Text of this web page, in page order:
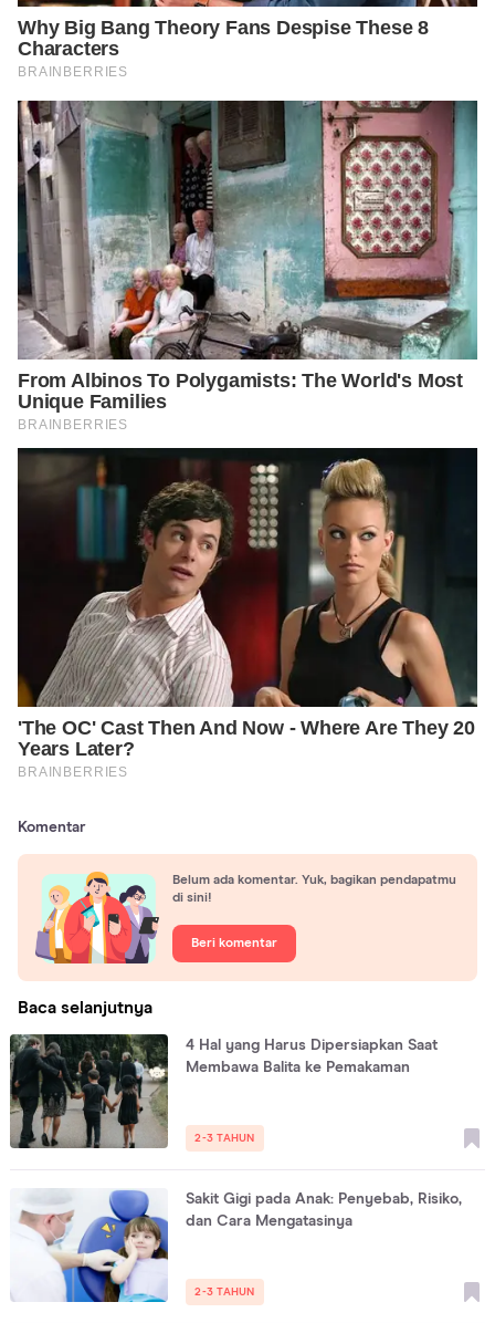
Komentar
Belum ada komentar. Yuk, bagikan pendapatmu
di sini!
Beri komentar
Baca selanjutnya
4 Hal yang Harus Dipersiapkan Saat
Membawa Balita ke Pemakaman
2-3 TAHUN
Sakit Gigi pada Anak: Penyebab, Risiko,
dan Cara Mengatasinya
2-3 TAHUN